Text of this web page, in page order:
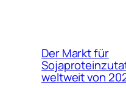
Der Markt für
weltweit von